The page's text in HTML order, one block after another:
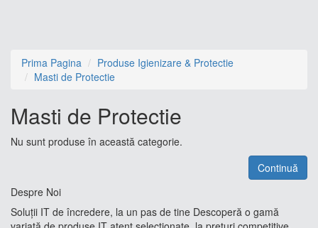
Prima Pagina
Produse Igienizare & Protectie
Masti de Protectie
Masti de Protectie
Nu sunt produse în această categorie.
Continuă
Despre Noi
Soluții IT de încredere, la un pas de tine Descoperă o gamă